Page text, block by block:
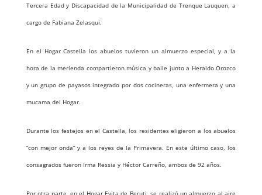
Tercera Edad y Discapacidad de la Municipalidad de Trenque Lauquen, a
cargo de Fabiana Zelasqui.
En el Hogar Castella los abuelos tuvieron un almuerzo especial, y a la
hora de la merienda compartieron música y baile junto a Heraldo Orozco
y un grupo de payasos integrado por dos cocineras, una enfermera y una
mucama del Hogar.
Durante los festejos en el Castella, los residentes eligieron a los abuelos
“con mejor onda” y a los reyes de la Primavera. En este último caso, los
consagrados fueron Irma Ressia y Héctor Carreño, ambos de 92 años.
Por otra parte, en el Hogar Evita de Beruti, se realizó un almuerzo al aire